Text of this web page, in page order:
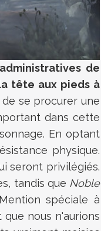
de
tête aux pieds à
se procurer une
dans cette
En optant
physique.
seront privilégiés.
tandis que Noble
spéciale à
nous n'aurions